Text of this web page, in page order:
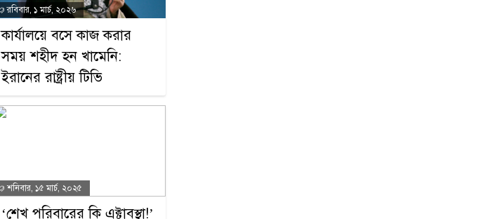
রবিবার, ১ মার্চ, ২০২৬
কার্যালয়ে বসে কাজ করার
সময় শহীদ হন খামেনি:
ইরানের রাষ্ট্রীয় টিভি
শনিবার, ১৫ মার্চ, ২০২৫
‘শেখ পরিবারের কি এক্টাবস্থা!’